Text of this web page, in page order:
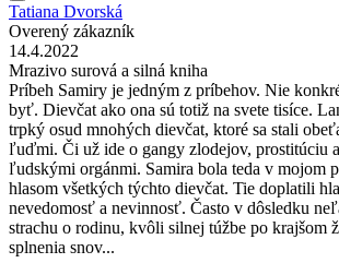
Tatiana Dvorská
Overený zákazník
14.4.2022
Mrazivo surová a silná kniha
Príbeh Samiry je jedným z príbehov. Nie
byť. Dievčat ako ona sú totiž na svete tisíce.
trpký osud mnohých dievčat, ktoré sa stali
ľuďmi. Či už ide o gangy zlodejov, prostitúciu
ľudskými orgánmi. Samira bola teda v mojom
hlasom všetkých týchto dievčat. Tie doplatili
nevedomosť a nevinnosť. Často v dôsledku
strachu o rodinu, kvôli silnej túžbe po krajšom
splnenia snov...